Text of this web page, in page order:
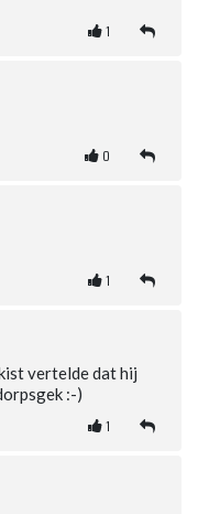
1
0
1
vertelde dat hij
:-)
1